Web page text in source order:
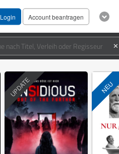
Login Account beantragen
✕
UPDATE NEU